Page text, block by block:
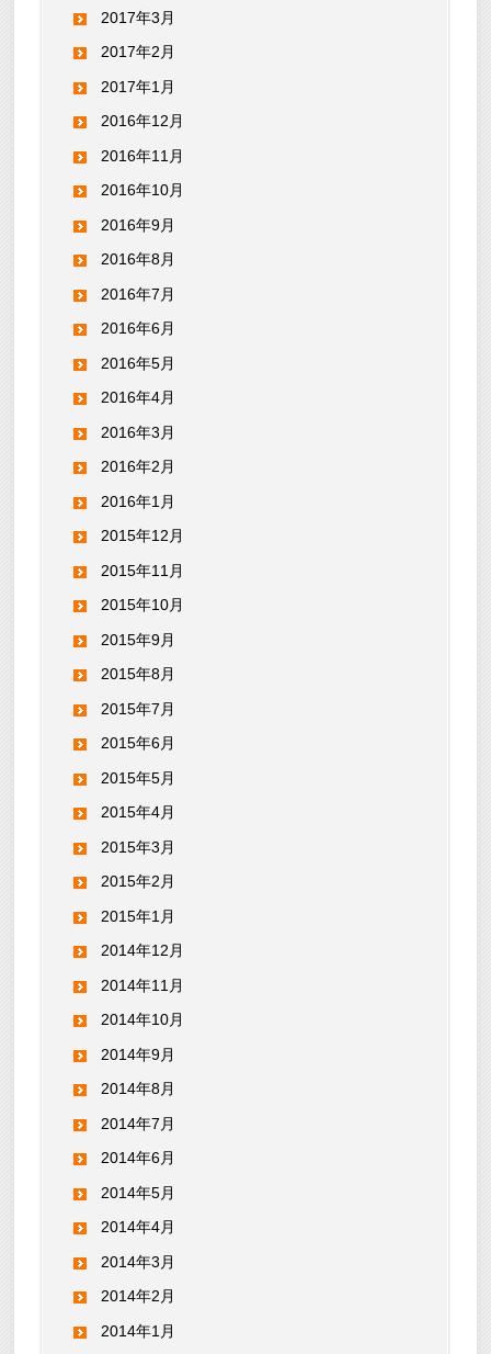
2017年3月
2017年2月
2017年1月
2016年12月
2016年11月
2016年10月
2016年9月
2016年8月
2016年7月
2016年6月
2016年5月
2016年4月
2016年3月
2016年2月
2016年1月
2015年12月
2015年11月
2015年10月
2015年9月
2015年8月
2015年7月
2015年6月
2015年5月
2015年4月
2015年3月
2015年2月
2015年1月
2014年12月
2014年11月
2014年10月
2014年9月
2014年8月
2014年7月
2014年6月
2014年5月
2014年4月
2014年3月
2014年2月
2014年1月